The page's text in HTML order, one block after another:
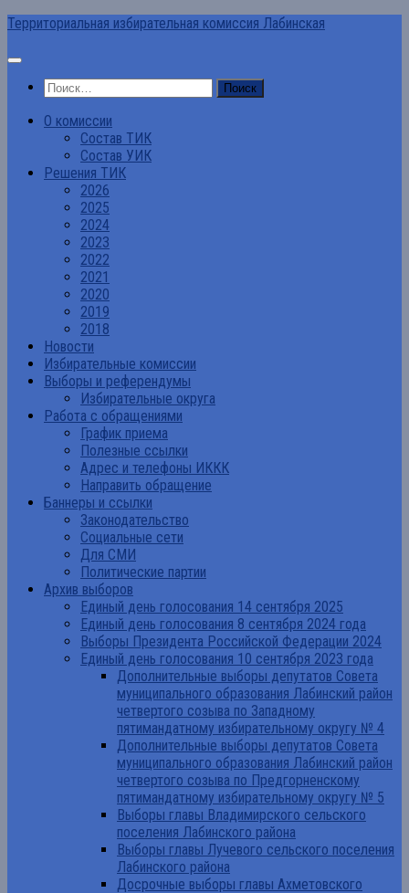
Перейти
содержимому
Территориальная избирательная комиссия Лабинская
Найти:
О комиссии
Состав ТИК
Состав УИК
Решения ТИК
2026
2025
2024
2023
2022
2021
2020
2019
2018
Новости
Избирательные комиссии
Выборы и референдумы
Избирательные округа
Работа с обращениями
График приема
Полезные ссылки
Адрес и телефоны ИККК
Направить обращение
Баннеры и ссылки
Законодательство
Социальные сети
Для СМИ
Политические партии
Архив выборов
Единый день голосования 14 сентября 2025
Единый день голосования 8 сентября 2024 года
Выборы Президента Российской Федерации 2024
Единый день голосования 10 сентября 2023 года
Дополнительные выборы депутатов Совета
муниципального образования Лабинский район
четвертого созыва по Западному
пятимандатному избирательному округу № 4
Дополнительные выборы депутатов Совета
муниципального образования Лабинский район
четвертого созыва по Предгорненскому
пятимандатному избирательному округу № 5
Выборы главы Владимирского сельского
поселения Лабинского района
Выборы главы Лучевого сельского поселения
Лабинского района
Досрочные выборы главы Ахметовского